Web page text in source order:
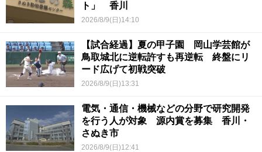
ト」 香川
2026/8/9(日)14:10
【試合経過】夏の甲子園 岡山学芸館が
鳥取城北に逆転許すも再逆転 終盤にリ
ード広げて初戦突破
2026/8/9(日)13:31
電気・通信・機械などの分野で研究開発
を行う人が対象 源内賞を募集 香川・
さぬき市
2026/8/9(日)12:41